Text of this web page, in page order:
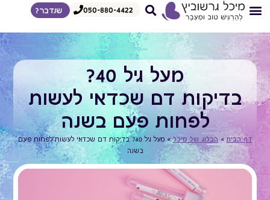
050-880-4422 שנדבר?
מעל גיל 40?
בדיקות דם שכדאי לעשות
לפחות פעם בשנה
דף הבית» הבלוג של מיכל»
מעל גיל 40? בדיקות דם שכדאי לעשות לפחות פעם
בשנה